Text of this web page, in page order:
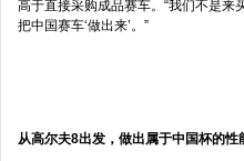
高于直接采购成品赛车。“我们不是来
把中国赛车‘做出来’。”
从高尔夫8出发，做出属于中国杯的性